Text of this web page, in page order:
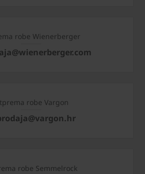
robe Wienerberger
robe Vargon
robe Semmelrock